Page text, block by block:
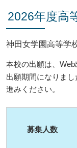
2026年度高
神田女学園高等学
本校の出願は、Web
出願期間になりまし
進みください。
募集人数